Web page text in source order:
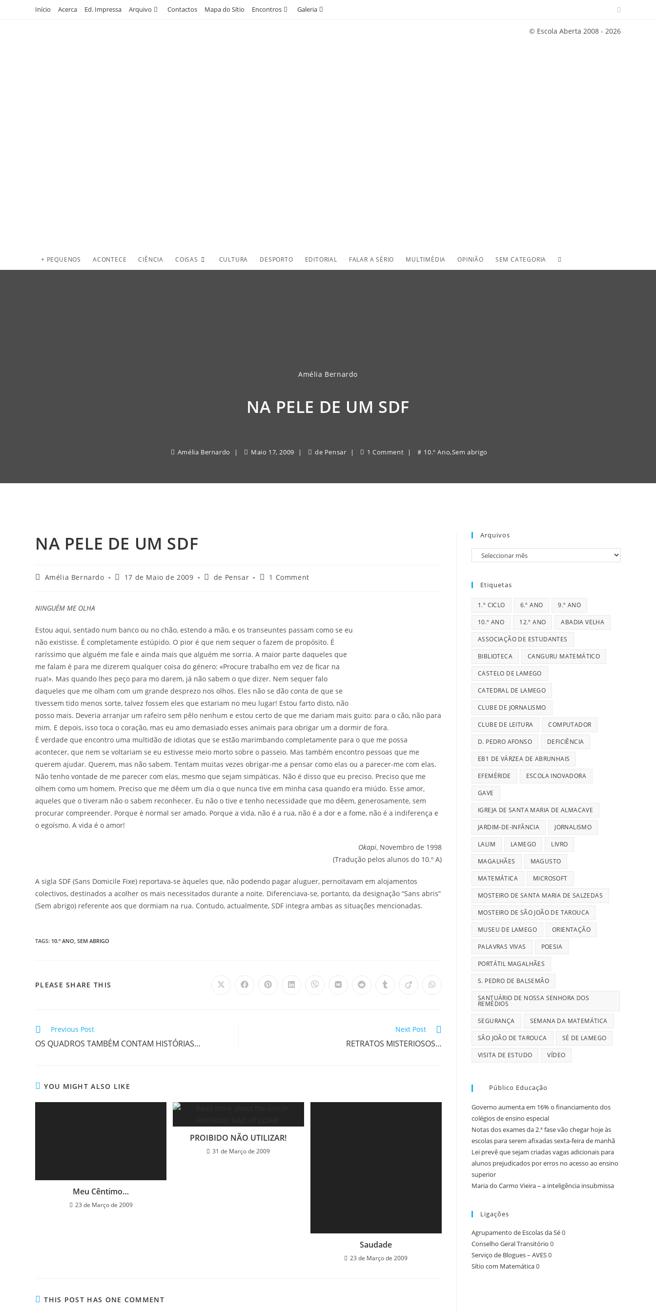
Início Acerca Ed. Impressa Arquivo Contactos Mapa do Sítio Encontros Galeria
© Escola Aberta 2008 - 2026
+ PEQUENOS ACONTECE CIÊNCIA COISAS CULTURA DESPORTO EDITORIAL FALAR A SÉRIO MULTIMÉDIA OPINIÃO SEM CATEGORIA TOGGLE
Amélia Bernardo
NA PELE DE UM SDF
Amélia Bernardo Maio 17, 2009 de Pensar 1 Comment 10.º Ano,Sem abrigo
NA PELE DE UM SDF
PostAmélia Bernardo
Post17 de Maio de 2009
Postde Pensar
Post1 Comment
NINGUÉM ME OLHA
Estou aqui, sentado num banco ou no chão, estendo a mão, e os transeuntes passam como se eu
não existisse. É completamente estúpido. O pior é que nem sequer o fazem de propósito. É
raríssimo que alguém me fale e ainda mais que alguém me sorria. A maior parte daqueles que
me falam é para me dizerem qualquer coisa do género: «Procure trabalho em vez de ficar na
rua!». Mas quando lhes peço para mo darem, já não sabem o que dizer. Nem sequer falo
daqueles que me olham com um grande desprezo nos olhos. Eles não se dão conta de que se
tivessem tido menos sorte, talvez fossem eles que estariam no meu lugar! Estou farto disto, não
posso mais. Deveria arranjar um rafeiro sem pêlo nenhum e estou certo de que me dariam mais guito: para o cão, não para
mim. E depois, isso toca o coração, mas eu amo demasiado esses animais para obrigar um a dormir de fora.
É verdade que encontro uma multidão de idiotas que se estão marimbando completamente para o que me possa
acontecer, que nem se voltariam se eu estivesse meio morto sobre o passeio. Mas também encontro pessoas que me
querem ajudar. Querem, mas não sabem. Tentam muitas vezes obrigar-me a pensar como elas ou a parecer-me com elas.
Não tenho vontade de me parecer com elas, mesmo que sejam simpáticas. Não é disso que eu preciso. Preciso que me
olhem como um homem. Preciso que me dêem um dia o que nunca tive em minha casa quando era miúdo. Esse amor,
aqueles que o tiveram não o sabem reconhecer. Eu não o tive e tenho necessidade que mo dêem, generosamente, sem
procurar compreender. Porque é normal ser amado. Porque a vida, não é a rua, não é a dor e a fome, não é a indiferença e
o egoísmo. A vida é o amor!
Okapi, Novembro de 1998
(Tradução pelos alunos do 10.º A)
A sigla SDF (Sans Domicile Fixe) reportava-se àqueles que, não podendo pagar aluguer, pernoitavam em alojamentos
colectivos, destinados a acolher os mais necessitados durante a noite. Diferenciava-se, portanto, da designação “Sans abris”
(Sem abrigo) referente aos que dormiam na rua. Contudo, actualmente, SDF integra ambas as situações mencionadas.
TAGS: 10.º ANO, SEM ABRIGO
PLEASE SHARE THIS Opens Opens Opens Opens Opens Opens Opens Opens Opens Opens
Read
articles
Previous Post
OS QUADROS TAMBÉM CONTAM HISTÓRIAS…
Next Post
RETRATOS MISTERIOSOS…
YOU MIGHT ALSO LIKE
Meu Cêntimo…
23 de Março de 2009
PROIBIDO NÃO UTILIZAR!
31 de Março de 2009
Saudade
23 de Março de 2009
THIS POST HAS ONE COMMENT
Arquivos
Arquivos
Etiquetas
1.º CICLO 6.º ANO 9.º ANO
10.º ANO 12.º ANO ABADIA VELHA
ASSOCIAÇÃO DE ESTUDANTES
BIBLIOTECA CANGURU MATEMÁTICO
CASTELO DE LAMEGO
CATEDRAL DE LAMEGO
CLUBE DE JORNALISMO
CLUBE DE LEITURA COMPUTADOR
D. PEDRO AFONSO DEFICIÊNCIA
EB1 DE VÁRZEA DE ABRUNHAIS
EFEMÉRIDE ESCOLA INOVADORA
GAVE
IGREJA DE SANTA MARIA DE ALMACAVE
JARDIM-DE-INFÂNCIA JORNALISMO
LALIM LAMEGO LIVRO
MAGALHÃES MAGUSTO
MATEMÁTICA MICROSOFT
MOSTEIRO DE SANTA MARIA DE SALZEDAS
MOSTEIRO DE SÃO JOÃO DE TAROUCA
MUSEU DE LAMEGO ORIENTAÇÃO
PALAVRAS VIVAS POESIA
PORTÁTIL MAGALHÃES
S. PEDRO DE BALSEMÃO
SANTUÁRIO DE NOSSA SENHORA DOS
REMÉDIOS
SEGURANÇA SEMANA DA MATEMÁTICA
SÃO JOÃO DE TAROUCA SÉ DE LAMEGO
VISITA DE ESTUDO VÍDEO
Público Educação
Governo aumenta em 16% o financiamento dos
colégios de ensino especial
Notas dos exames da 2.ª fase vão chegar hoje às
escolas para serem afixadas sexta-feira de manhã
Lei prevê que sejam criadas vagas adicionais para
alunos prejudicados por erros no acesso ao ensino
superior
Maria do Carmo Vieira – a inteligência insubmissa
Ligações
Agrupamento de Escolas da Sé0
Conselho Geral Transitório 0
Serviço de Blogues – AVES0
Sítio com Matemática0